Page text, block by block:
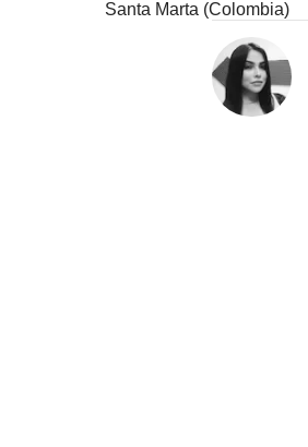
Santa Marta (Colombia)